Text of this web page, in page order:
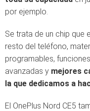
por ejemplo.
Se trata de un chip que
resto del teléfono,
programables,
avanzadas y mejores
la que dedicamos a
El OnePlus Nord CE5